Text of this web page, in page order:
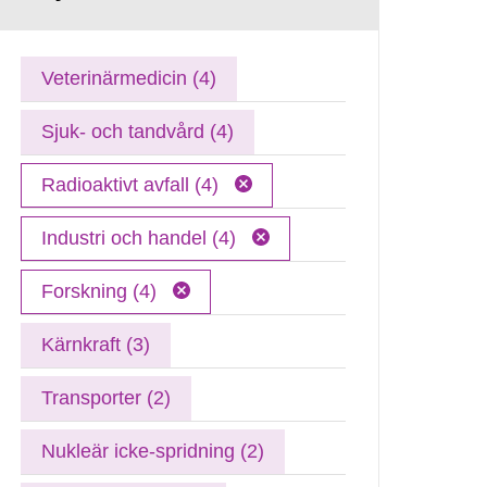
Veterinärmedicin (4)
Sjuk- och tandvård (4)
Radioaktivt avfall (4)
Industri och handel (4)
Forskning (4)
Kärnkraft (3)
Transporter (2)
Nukleär icke-spridning (2)